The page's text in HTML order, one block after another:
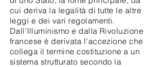
cui deriva la legalità di tutte le altre
leggi e dei vari regolamenti.
Dall’Illuminismo e dalla Rivoluzione
francese è derivata l’accezione che
collega il termine costituzione a un
sistema strutturato secondo la